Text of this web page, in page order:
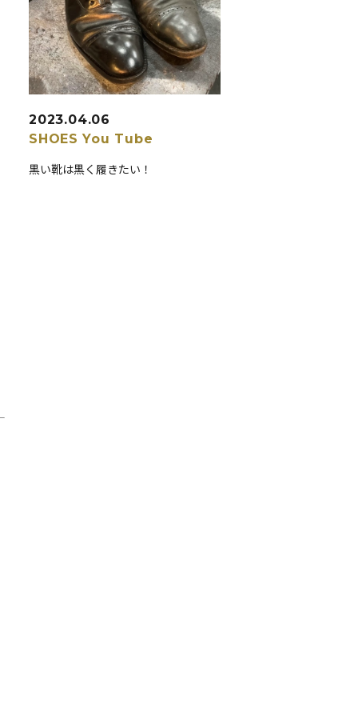
2023.04.06
SHOES You Tube
黒い靴は黒く履きたい！